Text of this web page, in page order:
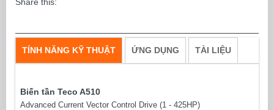
TÍNH NĂNG KỸ THUẬT ỨNG DỤNG TÀI LIỆU
Biến tần Teco A510
Advanced Current Vector Control Drive (1 - 425HP)